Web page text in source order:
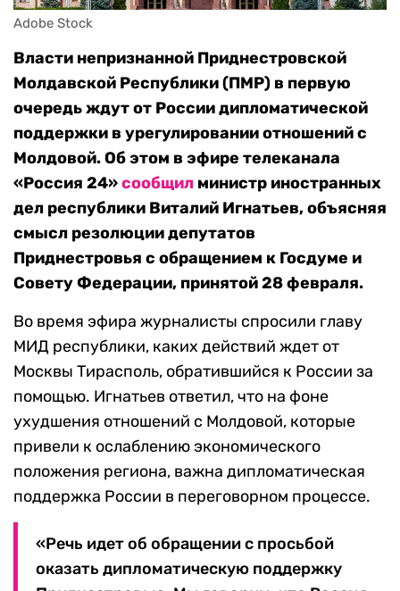
Adobe Stock
Власти непризнанной Приднестровской
Молдавской Республики (ПМР) в первую
очередь ждут от России дипломатической
поддержки в урегулировании отношений с
Молдовой. Об этом в эфире телеканала
«Россия 24»сообщил министр иностранных
дел республики Виталий Игнатьев, объясняя
смысл резолюции депутатов
Приднестровья с обращением к Госдуме и
Совету Федерации, принятой 28 февраля.
Во время эфира журналисты спросили главу
МИД республики, каких действий ждет от
Москвы Тирасполь, обратившийся к России за
помощью. Игнатьев ответил, что на фоне
ухудшения отношений с Молдовой, которые
привели к ослаблению экономического
положения региона, важна дипломатическая
поддержка России в переговорном процессе.
«Речь идет об обращении с просьбой
оказать дипломатическую поддержку